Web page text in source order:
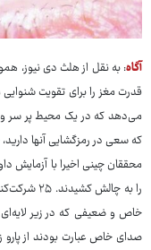
آگاه: به نقل از هلث دی نیوز،
قدرت مغز را برای تقویت
می‌دهد که در یک محیط پر سر
که سعی در رمزگشایی آنها
محققان چینی اخیرا با
را به
خاص و ضعیفی که در زیر
صدای خاص عبارت بودند از